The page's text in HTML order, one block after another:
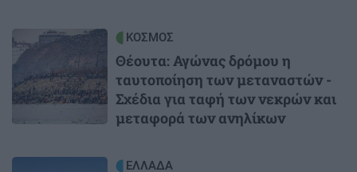
Image ΚΟΣΜΟΣ
Θέουτα: Αγώνας δρόμου η
ταυτοποίηση των μεταναστών -
Σχέδια για ταφή των νεκρών και
μεταφορά των ανηλίκων
ΕΛΛΑΔΑ